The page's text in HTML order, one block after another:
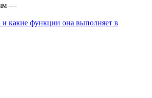
—
и какие функции она выполняет в